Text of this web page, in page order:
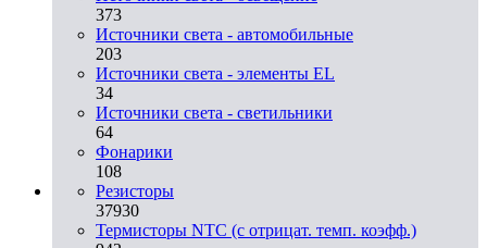
373
Источники света - автомобильные
203
Источники света - элементы EL
34
Источники света - светильники
64
Фонарики
108
Резисторы
37930
Термисторы NTC (с отрицат. темп. коэфф.)